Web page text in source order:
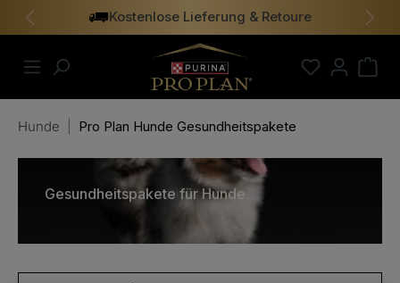
springen Kostenlose Lieferung & Retoure
Vorheriges
Hunde Pro Plan Hunde Gesundheitspakete
Gesundheitspakete für Hunde